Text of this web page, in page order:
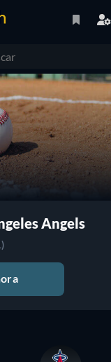
Angels